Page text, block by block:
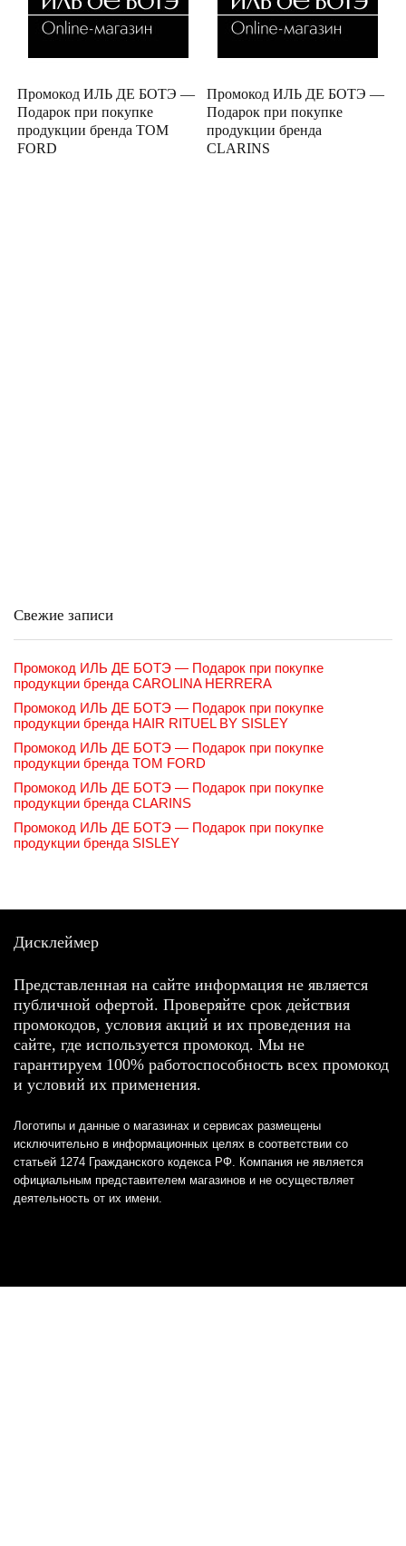
Промокод ИЛЬ ДЕ БОТЭ —
Подарок при покупке
продукции бренда TOM
FORD
Промокод ИЛЬ ДЕ БОТЭ —
Подарок при покупке
продукции бренда
CLARINS
Свежие записи
Промокод ИЛЬ ДЕ БОТЭ — Подарок при покупке
продукции бренда CAROLINA HERRERA
Промокод ИЛЬ ДЕ БОТЭ — Подарок при покупке
продукции бренда HAIR RITUEL BY SISLEY
Промокод ИЛЬ ДЕ БОТЭ — Подарок при покупке
продукции бренда TOM FORD
Промокод ИЛЬ ДЕ БОТЭ — Подарок при покупке
продукции бренда CLARINS
Промокод ИЛЬ ДЕ БОТЭ — Подарок при покупке
продукции бренда SISLEY
Дисклеймер
Представленная на сайте информация не является
публичной офертой. Проверяйте срок действия
промокодов, условия акций и их проведения на
сайте, где используется промокод. Мы не
гарантируем 100% работоспособность всех промокод
и условий их применения.
Логотипы и данные о магазинах и сервисах размещены
исключительно в информационных целях в соответствии со
статьей 1274 Гражданского кодекса РФ. Компания не является
официальным представителем магазинов и не осуществляет
деятельность от их имени.